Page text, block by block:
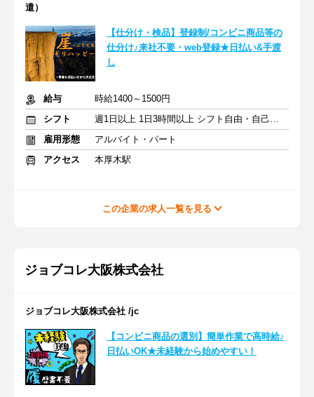
遣）
【仕分け・検品】登録制/コンビニ商品等の
仕分け♪来社不要・web登録★日払い&手渡
し
給与
時給1400～1500円
シフト
週1日以上 1日3時間以上 シフト自由・自己申告
雇用形態
アルバイト・パート
アクセス
本厚木駅
この企業の求人一覧を見る
ジョブコレ大阪株式会社
ジョブコレ大阪株式会社 /jc
【コンビニ商品の選別】簡単作業で高時給♪
日払いOK★未経験から始めやすい！